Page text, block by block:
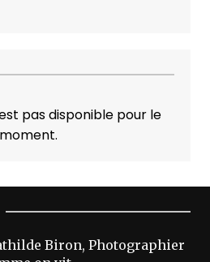
pas disponible pour le
moment.
Biron, Photographier